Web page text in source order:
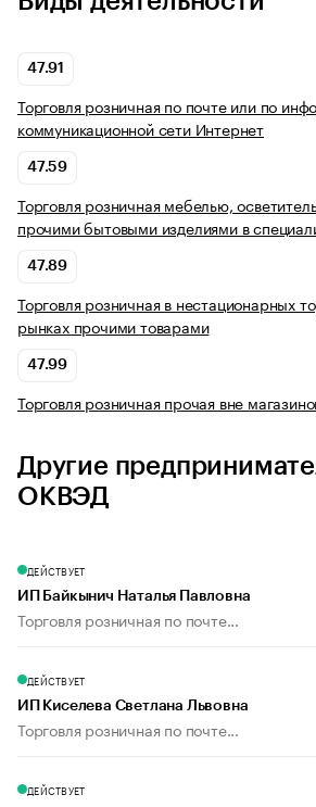
47.91
Торговля розничная по почте или по
коммуникационной сети Интернет
47.59
Торговля розничная мебелью,
прочими бытовыми изделиями в
47.89
Торговля розничная в нестационарных
рынках прочими товарами
47.99
Торговля розничная прочая вне
Другие
ОКВЭД
ДЕЙСТВУЕТ
ИП Байкынич Наталья Павловна
Торговля розничная по почте...
ДЕЙСТВУЕТ
ИП Киселева Светлана Львовна
Торговля розничная по почте...
ДЕЙСТВУЕТ